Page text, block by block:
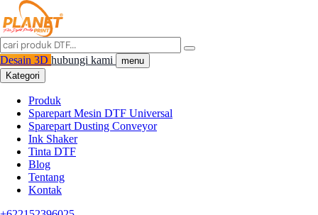
Desain 3D hubungi kami
menu
Kategori
Produk
Sparepart Mesin DTF Universal
Sparepart Dusting Conveyor
Ink Shaker
Tinta DTF
Blog
Tentang
Kontak